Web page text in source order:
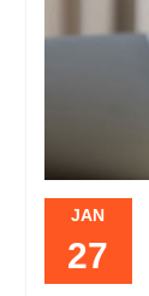
JAN
27